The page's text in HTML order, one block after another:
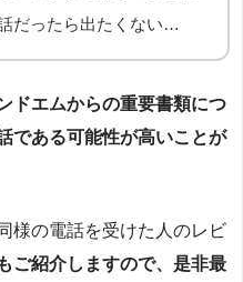
だったら出たくない…
ドエムからの重要書類につ
である可能性が高いことが
様の電話を受けた人のレビ
ご紹介しますので、是非最